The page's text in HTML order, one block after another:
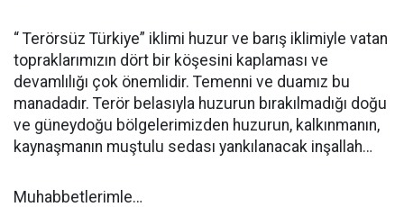
“ Terörsüz Türkiye” iklimi huzur ve barış iklimiyle vatan
topraklarımızın dört bir köşesini kaplaması ve
devamlılığı çok önemlidir. Temenni ve duamız bu
manadadır. Terör belasıyla huzurun bırakılmadığı doğu
ve güneydoğu bölgelerimizden huzurun, kalkınmanın,
kaynaşmanın muştulu sedası yankılanacak inşallah…
Muhabbetlerimle…